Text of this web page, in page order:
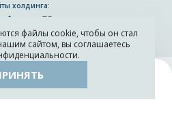
Остатки тканей
холдинга:
сайта ADN
файлы cookie, чтобы он стал
сайтом, вы соглашаетесь
.